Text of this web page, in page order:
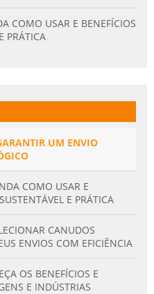
COMO USAR E BENEFÍCIOS
PRÁTICA
UM ENVIO
COMO USAR E
E PRÁTICA
CANUDOS
ENVIOS COM EFICIÊNCIA
OS BENEFÍCIOS E
E INDÚSTRIAS